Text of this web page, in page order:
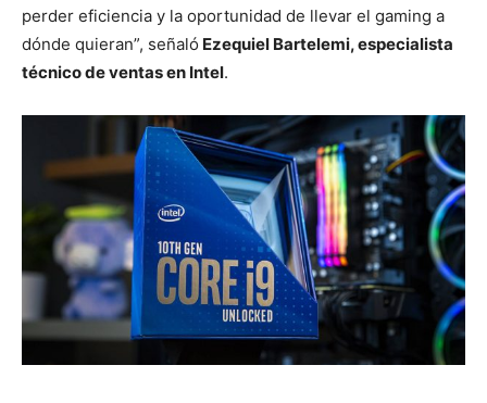
perder eficiencia y la oportunidad de llevar el gaming a
dónde quieran”, señaló Ezequiel Bartelemi, especialista
técnico de ventas en Intel.